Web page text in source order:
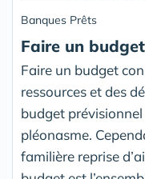
Banques Prêts
Faire un budget
Faire un budget
ressources et des
budget
pléonasme.
familière reprise